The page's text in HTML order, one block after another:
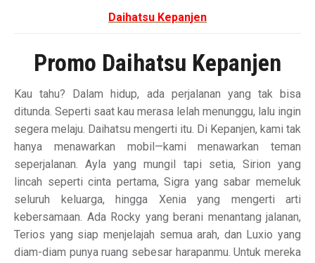
Daihatsu Kepanjen
Promo Daihatsu Kepanjen
Kau tahu? Dalam hidup, ada perjalanan yang tak bisa
ditunda. Seperti saat kau merasa lelah menunggu, lalu ingin
segera melaju. Daihatsu mengerti itu. Di Kepanjen, kami tak
hanya menawarkan mobil—kami menawarkan teman
seperjalanan. Ayla yang mungil tapi setia, Sirion yang
lincah seperti cinta pertama, Sigra yang sabar memeluk
seluruh keluarga, hingga Xenia yang mengerti arti
kebersamaan. Ada Rocky yang berani menantang jalanan,
Terios yang siap menjelajah semua arah, dan Luxio yang
diam-diam punya ruang sebesar harapanmu. Untuk mereka